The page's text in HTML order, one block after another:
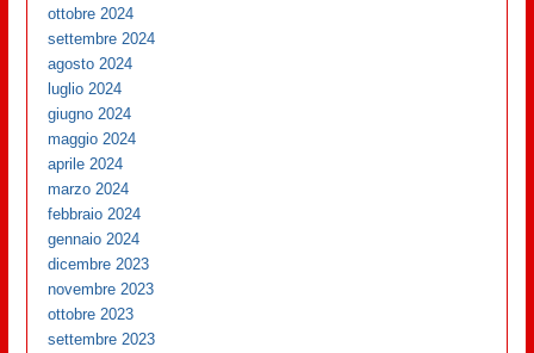
ottobre 2024
settembre 2024
agosto 2024
luglio 2024
giugno 2024
maggio 2024
aprile 2024
marzo 2024
febbraio 2024
gennaio 2024
dicembre 2023
novembre 2023
ottobre 2023
settembre 2023